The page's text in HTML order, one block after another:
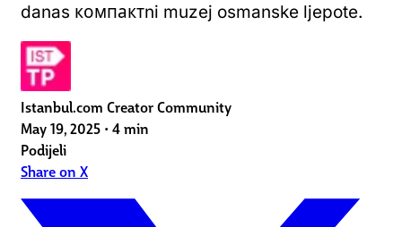
danas компактni muzej osmanske ljepote.
Istanbul.com Creator Community
May 19, 2025 • 4 min
Podijeli
Share on X